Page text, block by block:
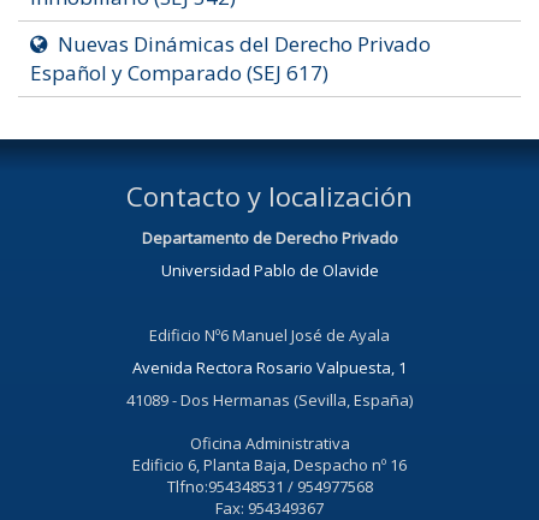
Nuevas Dinámicas del Derecho Privado
Español y Comparado (SEJ 617)
Contacto y localización
Departamento de Derecho Privado
Universidad Pablo de Olavide
Edificio Nº6 Manuel José de Ayala
Avenida Rectora Rosario Valpuesta, 1
41089 - Dos Hermanas (Sevilla, España)
Oficina Administrativa
Edificio 6, Planta Baja, Despacho nº 16
Tlfno:954348531 / 954977568
Fax: 954349367